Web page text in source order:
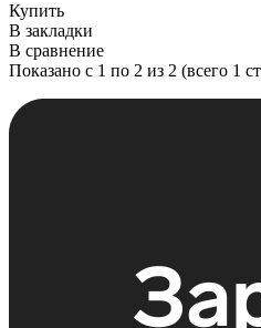
Купить
В закладки
В сравнение
Показано с 1 по 2 из 2 (всего 1